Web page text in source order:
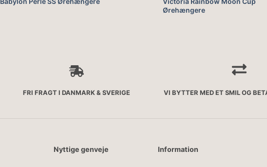
Ørehængere
FRI FRAGT I DANMARK & SVERIGE VI BYTTER MED ET SMIL OG
Nyttige genveje Information